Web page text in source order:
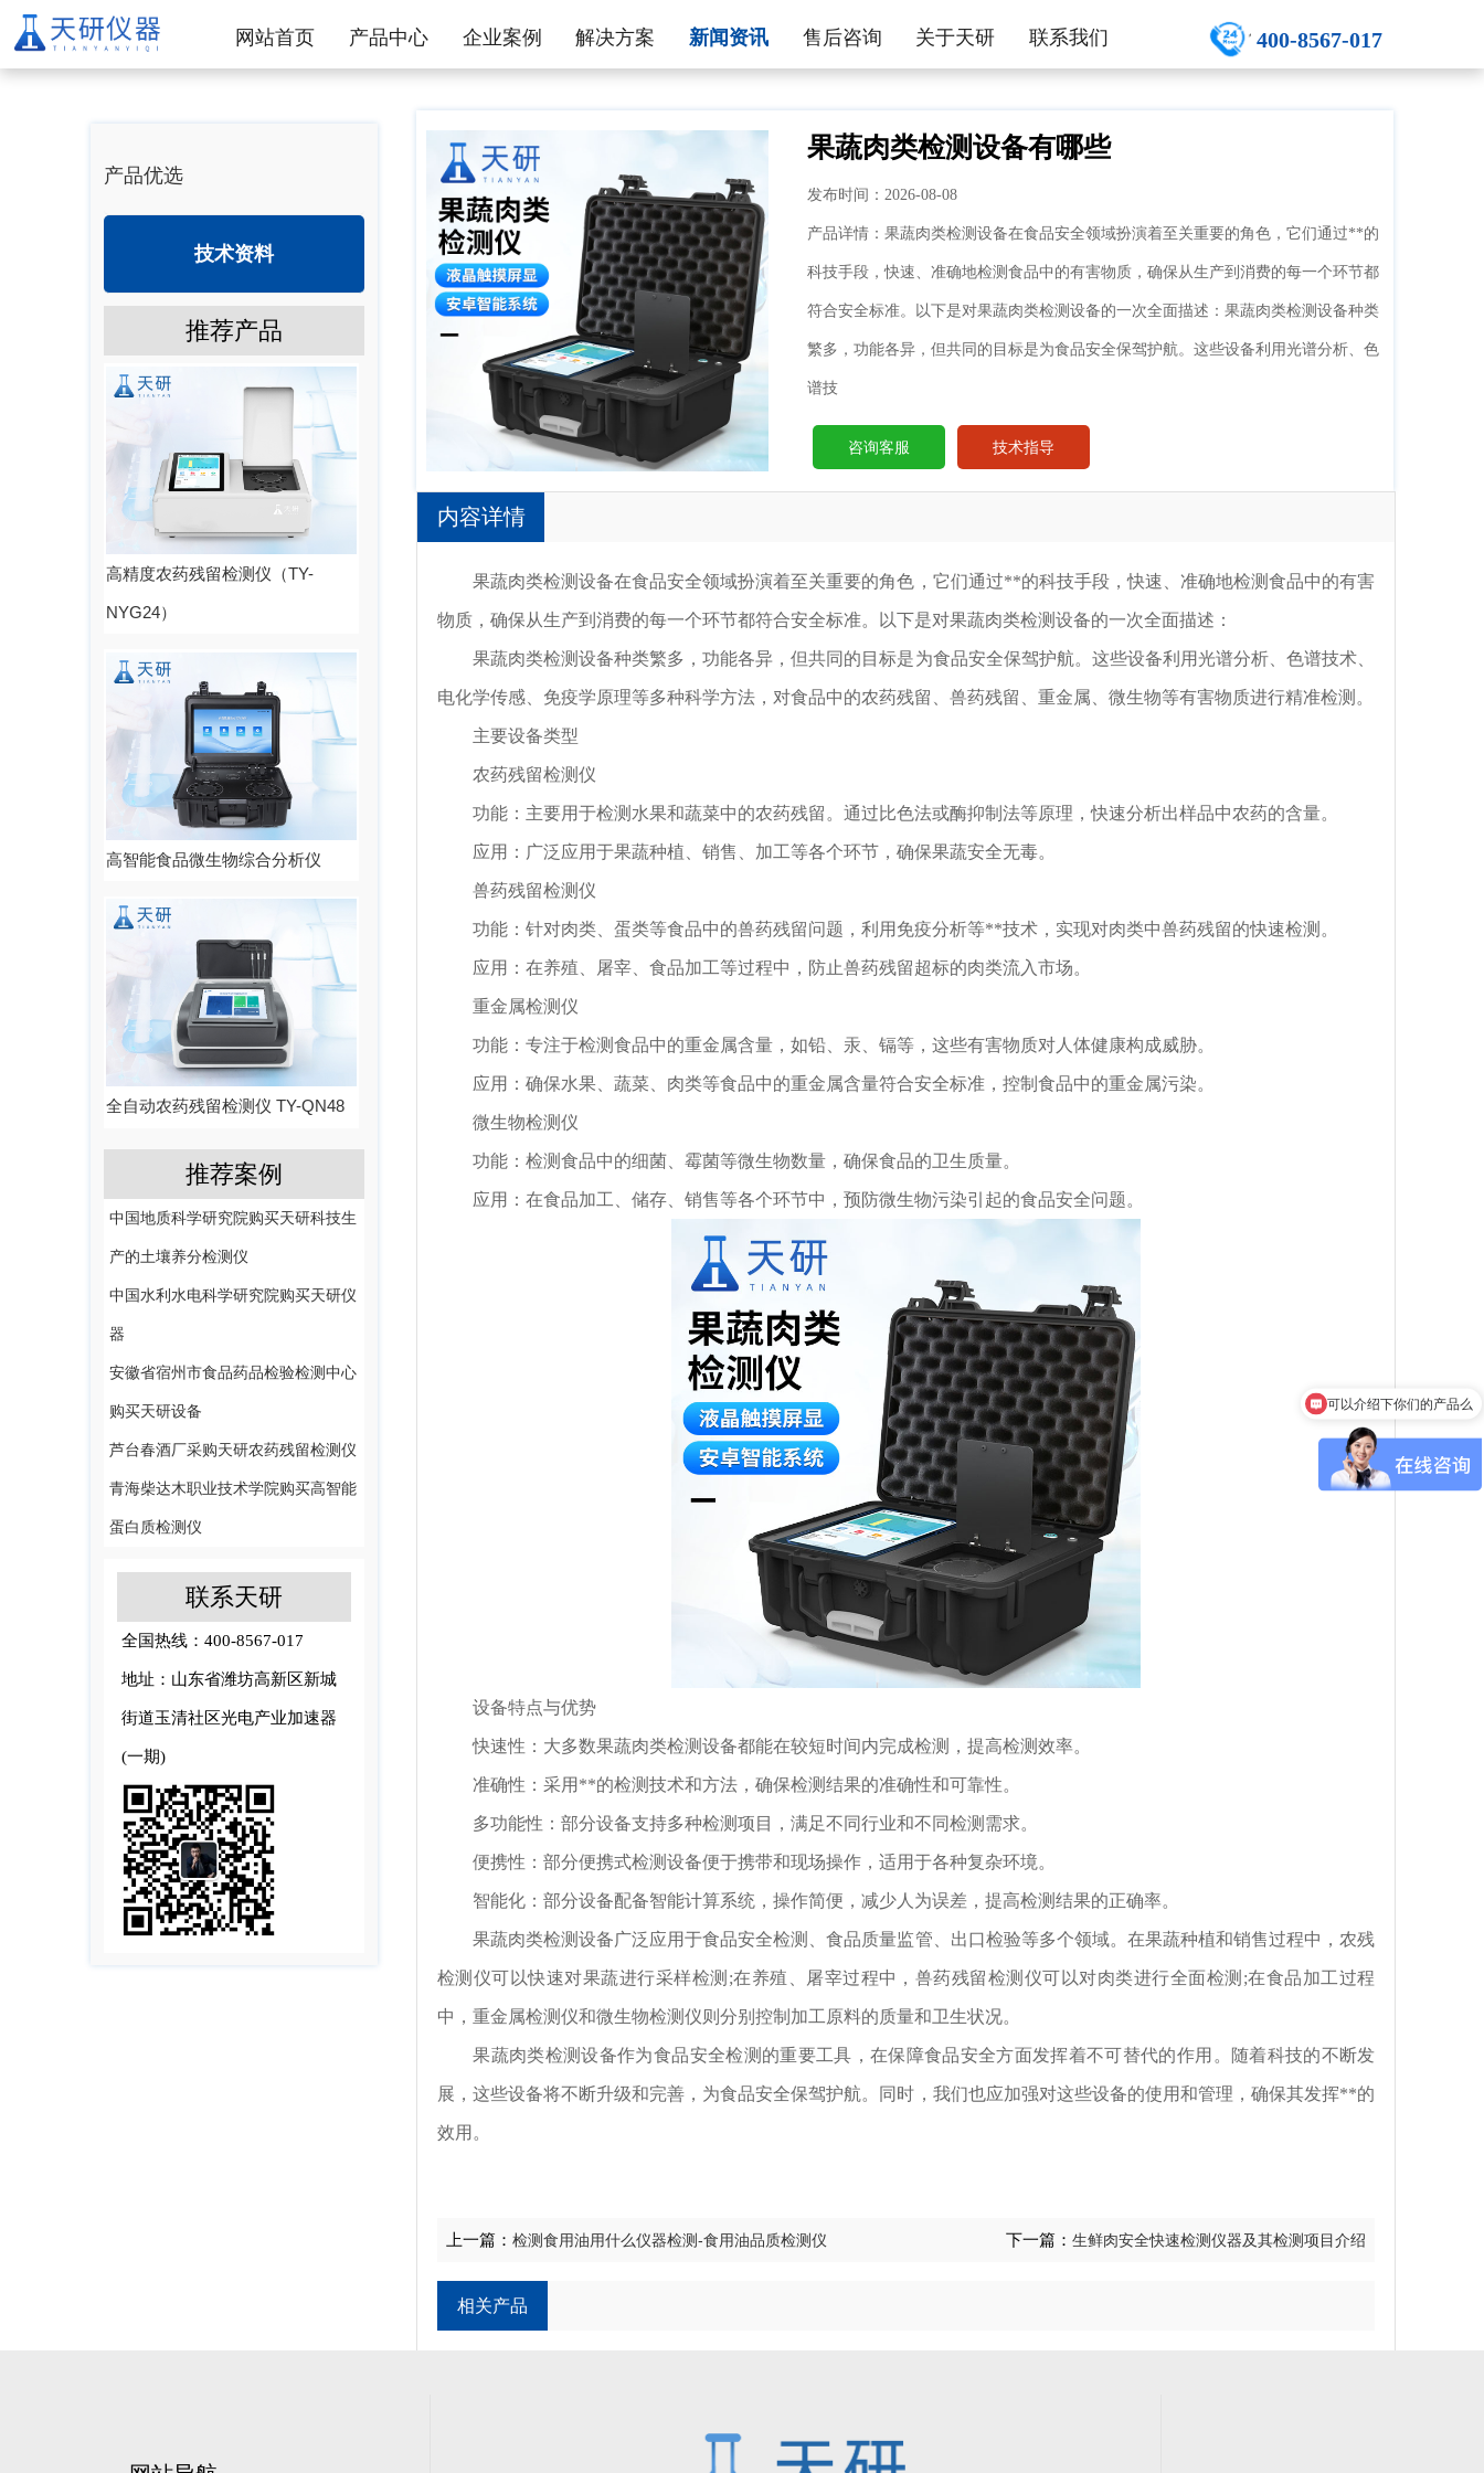
网站首页 产品中心 企业案例 解决方案 新闻资讯 售后咨询 关于天研 联系我们 400-8567-017
产品优选
技术资料
推荐产品
高精度农药残留检测仪（TY-
NYG24）
高智能食品微生物综合分析仪
全自动农药残留检测仪 TY-QN48
推荐案例
中国地质科学研究院购买天研科技生
产的土壤养分检测仪
中国水利水电科学研究院购买天研仪
器
安徽省宿州市食品药品检验检测中心
购买天研设备
芦台春酒厂采购天研农药残留检测仪
青海柴达木职业技术学院购买高智能
蛋白质检测仪
联系天研
全国热线：400-8567-017
地址：山东省潍坊高新区新城
街道玉清社区光电产业加速器
(一期)
果蔬肉类检测设备有哪些
发布时间：2026-08-08
产品详情：果蔬肉类检测设备在食品安全领域扮演着至关重要的角色，它们通过**的
科技手段，快速、准确地检测食品中的有害物质，确保从生产到消费的每一个环节都
符合安全标准。以下是对果蔬肉类检测设备的一次全面描述：果蔬肉类检测设备种类
繁多，功能各异，但共同的目标是为食品安全保驾护航。这些设备利用光谱分析、色
谱技
咨询客服 技术指导
内容详情
果蔬肉类检测设备在食品安全领域扮演着至关重要的角色，它们通过**的科技手段，快速、准确地检测食品中的有害
物质，确保从生产到消费的每一个环节都符合安全标准。以下是对果蔬肉类检测设备的一次全面描述：
果蔬肉类检测设备种类繁多，功能各异，但共同的目标是为食品安全保驾护航。这些设备利用光谱分析、色谱技术、
电化学传感、免疫学原理等多种科学方法，对食品中的农药残留、兽药残留、重金属、微生物等有害物质进行精准检测。
主要设备类型
农药残留检测仪
功能：主要用于检测水果和蔬菜中的农药残留。通过比色法或酶抑制法等原理，快速分析出样品中农药的含量。
应用：广泛应用于果蔬种植、销售、加工等各个环节，确保果蔬安全无毒。
兽药残留检测仪
功能：针对肉类、蛋类等食品中的兽药残留问题，利用免疫分析等**技术，实现对肉类中兽药残留的快速检测。
应用：在养殖、屠宰、食品加工等过程中，防止兽药残留超标的肉类流入市场。
重金属检测仪
功能：专注于检测食品中的重金属含量，如铅、汞、镉等，这些有害物质对人体健康构成威胁。
应用：确保水果、蔬菜、肉类等食品中的重金属含量符合安全标准，控制食品中的重金属污染。
微生物检测仪
功能：检测食品中的细菌、霉菌等微生物数量，确保食品的卫生质量。
应用：在食品加工、储存、销售等各个环节中，预防微生物污染引起的食品安全问题。
设备特点与优势
快速性：大多数果蔬肉类检测设备都能在较短时间内完成检测，提高检测效率。
准确性：采用**的检测技术和方法，确保检测结果的准确性和可靠性。
多功能性：部分设备支持多种检测项目，满足不同行业和不同检测需求。
便携性：部分便携式检测设备便于携带和现场操作，适用于各种复杂环境。
智能化：部分设备配备智能计算系统，操作简便，减少人为误差，提高检测结果的正确率。
果蔬肉类检测设备广泛应用于食品安全检测、食品质量监管、出口检验等多个领域。在果蔬种植和销售过程中，农残
检测仪可以快速对果蔬进行采样检测;在养殖、屠宰过程中，兽药残留检测仪可以对肉类进行全面检测;在食品加工过程
中，重金属检测仪和微生物检测仪则分别控制加工原料的质量和卫生状况。
果蔬肉类检测设备作为食品安全检测的重要工具，在保障食品安全方面发挥着不可替代的作用。随着科技的不断发
展，这些设备将不断升级和完善，为食品安全保驾护航。同时，我们也应加强对这些设备的使用和管理，确保其发挥**的
效用。
上一篇：检测食用油用什么仪器检测-食用油品质检测仪 下一篇： 生鲜肉安全快速检测仪器及其检测项目介绍
相关产品
可以介绍下你们的产品么